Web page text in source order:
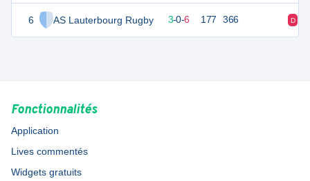
6 AS Lauterbourg Rugby
17 9 3-0-6 177 366 D
Fonctionnalités
Application
Lives commentés
Widgets gratuits